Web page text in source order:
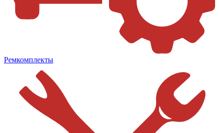
Ремкомплекты